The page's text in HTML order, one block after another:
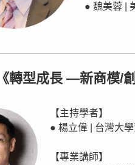
● 魏美蓉 |
轉型成長 —新商模/創
【主持學者】
● 楊立偉 | 台灣大
【專業講師】